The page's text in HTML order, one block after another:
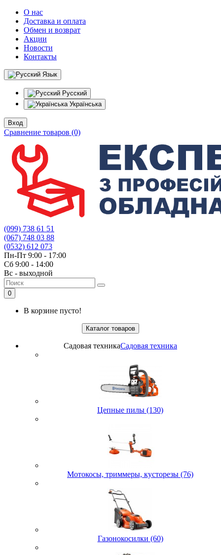
О нас
Доставка и оплата
Обмен и возврат
Акции
Новости
Контакты
Язык
Русский
Українська
Вход
Сравнение товаров (0)
(099) 738 61 51
(067) 748 03 88
(0532) 612 073
Пн-Пт 9:00 - 17:00
Сб 9:00 - 14:00
Вс - выходной
0
В корзине пусто!
Каталог товаров
Садовая техникаСадовая техника
Цепные пилы (130)
Мотокосы, триммеры, кусторезы (76)
Газонокосилки (60)